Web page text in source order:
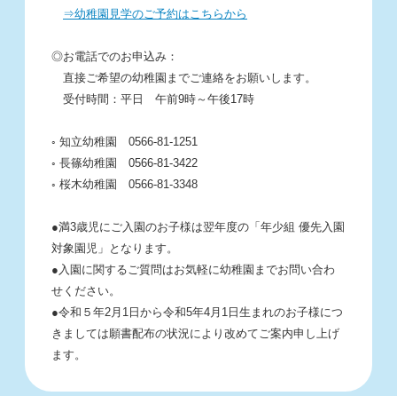
⇒幼稚園見学のご予約はこちらから
◎お電話でのお申込み：
直接ご希望の幼稚園までご連絡をお願いします。
受付時間：平日 午前9時～午後17時
◦ 知立幼稚園 0566-81-1251
◦ 長篠幼稚園 0566-81-3422
◦ 桜木幼稚園 0566-81-3348
●満3歳児にご入園のお子様は翌年度の「年少組 優先入園
対象園児」となります。
●入園に関するご質問はお気軽に幼稚園までお問い合わ
せください。
●令和５年2月1日から令和5年4月1日生まれのお子様につ
きましては願書配布の状況により改めてご案内申し上げ
ます。